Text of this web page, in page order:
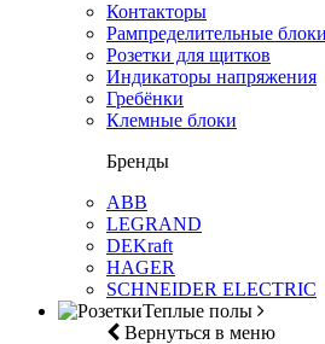
Контакторы
Рампределительные блоки
Розетки для щитков
Индикаторы напряжения
Гребёнки
Клемные блоки
Бренды
ABB
LEGRAND
DEKraft
HAGER
SCHNEIDER ELECTRIC
Теплые полы
Вернуться в меню